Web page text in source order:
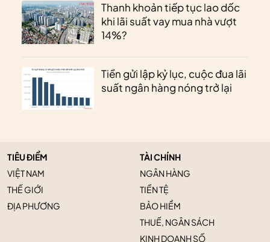
Thanh khoản tiếp tục lao dốc
khi lãi suất vay mua nhà vượt
14%?
Tiền gửi lập kỷ lục, cuộc đua lãi
suất ngân hàng nóng trở lại
TIÊU ĐIỂM
VIỆT NAM
THẾ GIỚI
ĐỊA PHƯƠNG
TÀI CHÍNH
NGÂN HÀNG
TIỀN TỆ
BẢO HIỂM
THUẾ, NGÂN SÁCH
KINH DOANH SỐ